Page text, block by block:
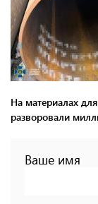
На материалах
разворовали
Ваше имя